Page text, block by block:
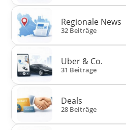
Regionale News
32 Beiträge
Uber & Co.
31 Beiträge
Deals
28 Beiträge